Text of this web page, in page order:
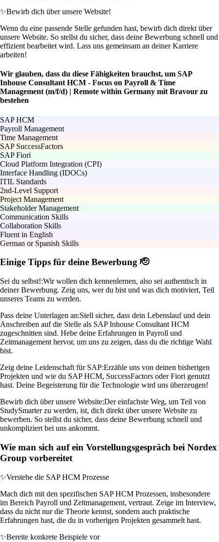
✨Bewirb dich über unsere Website!
Wenn du eine passende Stelle gefunden hast, bewirb dich direkt über
unsere Website. So stellst du sicher, dass deine Bewerbung schnell und
effizient bearbeitet wird. Lass uns gemeinsam an deiner Karriere
arbeiten!
Wir glauben, dass du diese Fähigkeiten brauchst, um SAP
Inhouse Consultant HCM - Focus on Payroll & Time
Management (m/f/d) | Remote within Germany mit Bravour zu
bestehen
SAP HCM
Payroll Management
Time Management
SAP SuccessFactors
SAP Fiori
Cloud Platform Integration (CPI)
Interface Handling (IDOCs)
ITIL Standards
2nd-Level Support
Project Management
Stakeholder Management
Communication Skills
Collaboration Skills
Fluent in English
German or Spanish Skills
Einige Tipps für deine Bewerbung 🫡
Sei du selbst!:Wir wollen dich kennenlernen, also sei authentisch in
deiner Bewerbung. Zeig uns, wer du bist und was dich motiviert, Teil
unseres Teams zu werden.
Pass deine Unterlagen an:Stell sicher, dass dein Lebenslauf und dein
Anschreiben auf die Stelle als SAP Inhouse Consultant HCM
zugeschnitten sind. Hebe deine Erfahrungen in Payroll und
Zeitmanagement hervor, um uns zu zeigen, dass du die richtige Wahl
bist.
Zeig deine Leidenschaft für SAP:Erzähle uns von deinen bisherigen
Projekten und wie du SAP HCM, SuccessFactors oder Fiori genutzt
hast. Deine Begeisterung für die Technologie wird uns überzeugen!
Bewirb dich über unsere Website:Der einfachste Weg, um Teil von
StudySmarter zu werden, ist, dich direkt über unsere Website zu
bewerben. So stellst du sicher, dass deine Bewerbung schnell und
unkompliziert bei uns ankommt.
Wie man sich auf ein Vorstellungsgespräch bei Nordex
Group vorbereitet
✨Verstehe die SAP HCM Prozesse
Mach dich mit den spezifischen SAP HCM Prozessen, insbesondere
im Bereich Payroll und Zeitmanagement, vertraut. Zeige im Interview,
dass du nicht nur die Theorie kennst, sondern auch praktische
Erfahrungen hast, die du in vorherigen Projekten gesammelt hast.
✨Bereite konkrete Beispiele vor